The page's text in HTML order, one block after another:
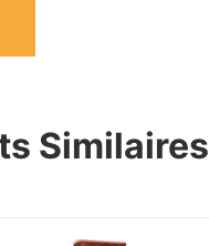
Similaires